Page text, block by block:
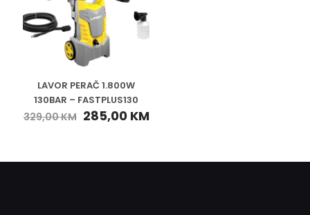
LAVOR PERAČ 1.800W
130BAR – FASTPLUS130
329,00KM 285,00 KM